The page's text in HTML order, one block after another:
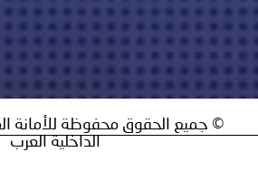
محفوظة للأمانة العامة لمجلس وزراء